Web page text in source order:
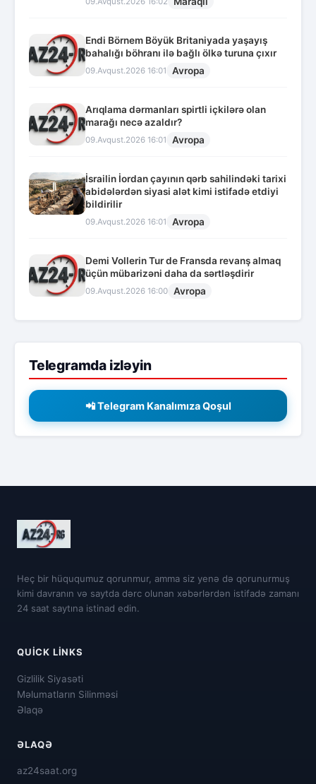
Endi Börnem Böyük Britaniyada yaşayış
bahalığı böhranı ilə bağlı ölkə turuna çıxır
09.Avqust.2026 16:01 Avropa
Arıqlama dərmanları spirtli içkilərə olan
marağı necə azaldır?
09.Avqust.2026 16:01 Avropa
İsrailin İordan çayının qərb sahilindəki tarixi
abidələrdən siyasi alət kimi istifadə etdiyi
bildirilir
09.Avqust.2026 16:01 Avropa
Demi Vollerin Tur de Fransda revanş almaq
üçün mübarizəni daha da sərtləşdirir
09.Avqust.2026 16:00 Avropa
Telegramda izləyin
📲 Telegram Kanalımıza Qoşul
Heç bir hüququmuz qorunmur, amma siz yenə də qorunurmuş
kimi davranın və saytda dərc olunan xəbərlərdən istifadə zamanı
24 saat saytına istinad edin.
QUICK LINKS
Gizlilik Siyasəti
Məlumatların Silinməsi
Əlaqə
ƏLAQƏ
az24saat.org